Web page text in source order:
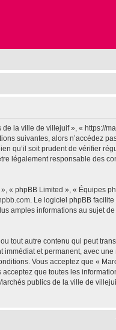
la ville de villejuif », « https://
suivantes, alors n’accédez
qu’il soit prudent de vérifier
légalement responsable des
« phpBB Limited », « Équipes
. Le logiciel phpBB
amples informations au sujet
tout autre contenu qui peut
et permanent, avec une
Vous acceptez que «
que toutes les
publics de la ville de